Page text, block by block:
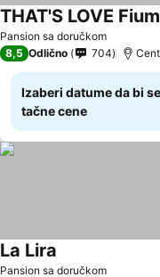
Pansion sa doručkom
8,5 Odlično 704
Izaberi datume da bi
tačne cene
Pansion sa doručkom
La Lira